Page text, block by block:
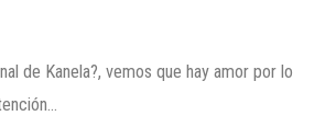
de Kanela?, vemos que hay amor por lo